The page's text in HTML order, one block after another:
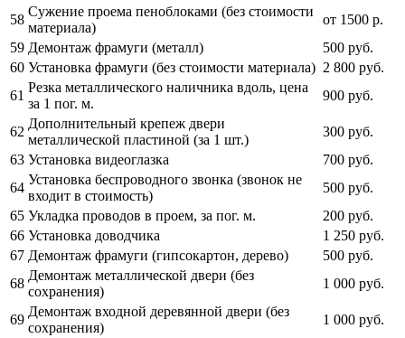
58
Сужение проема пеноблоками (без стоимости
материала)
от 1500 р.
59 Демонтаж фрамуги (металл) 500 руб.
60 Установка фрамуги (без стоимости материала) 2 800 руб.
61
Резка металлического наличника вдоль, цена
за 1 пог. м.
900 руб.
62
Дополнительный крепеж двери
металлической пластиной (за 1 шт.)
300 руб.
63 Установка видеоглазка 700 руб.
64
Установка беспроводного звонка (звонок не
входит в стоимость)
500 руб.
65 Укладка проводов в проем, за пог. м. 200 руб.
66 Установка доводчика 1 250 руб.
67 Демонтаж фрамуги (гипсокартон, дерево) 500 руб.
68
Демонтаж металлической двери (без
сохранения)
1 000 руб.
69
Демонтаж входной деревянной двери (без
сохранения)
1 000 руб.